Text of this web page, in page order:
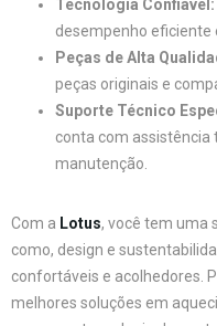
Tecnologia Confiável:
desempenho eficiente
Peças de Alta
peças originais e
Suporte Técnico
conta com assistência
manutenção.
Com a Lotus, você tem uma
como, design e
confortáveis e acolhedores.
melhores soluções em